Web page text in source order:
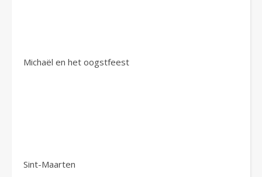
Michaël en het oogstfeest
Sint-Maarten